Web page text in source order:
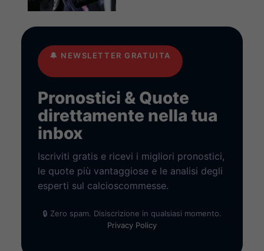
🔔 NEWSLETTER GRATUITA
Pronostici & Quote
direttamente nella tua
inbox
Iscriviti gratis e ricevi i migliori pronostici,
le quote più vantaggiose e le analisi degli
esperti sul calcioscommesse.
🔒 Zero spam. Disiscrizione in qualsiasi momento.
Privacy Policy